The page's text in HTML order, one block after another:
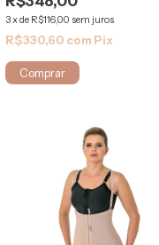
3xde R$116,00 sem juros
R$330,60 com Pix
Comprar